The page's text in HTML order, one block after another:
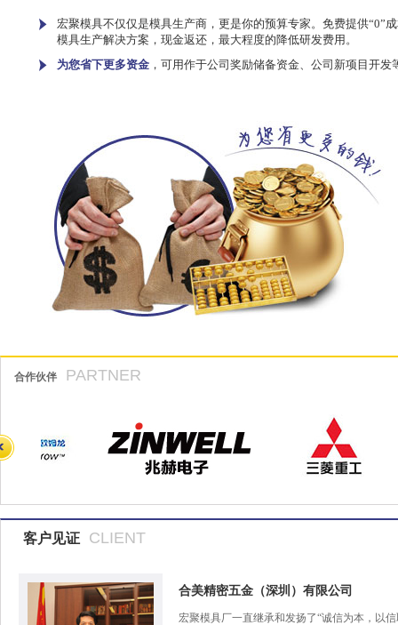
宏聚模具不仅仅是模具生产商，更是你的预算专家。免费提供“0”
模具生产解决方案，现金返还，最大程度的降低研发费用。
为您省下更多资金 ，可用作于公司奖励储备资金、公司新项目开发
合作伙伴 PARTNER
客户见证 CLIENT
合美精密五金（深圳）有限公司
宏聚模具厂一直继承和发扬了“诚信为本，以信